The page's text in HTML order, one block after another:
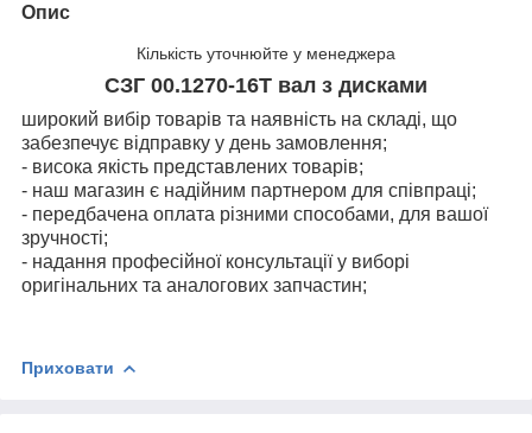
Опис
Кількість уточнюйте у менеджера
СЗГ 00.1270-16Т вал з дисками
широкий вибір товарів та наявність на складі, що
забезпечує відправку у день замовлення;
- висока якість представлених товарів;
- наш магазин є надійним партнером для співпраці;
- передбачена оплата різними способами, для вашої
зручності;
- надання професійної консультації у виборі
оригінальних та аналогових запчастин;
Приховати